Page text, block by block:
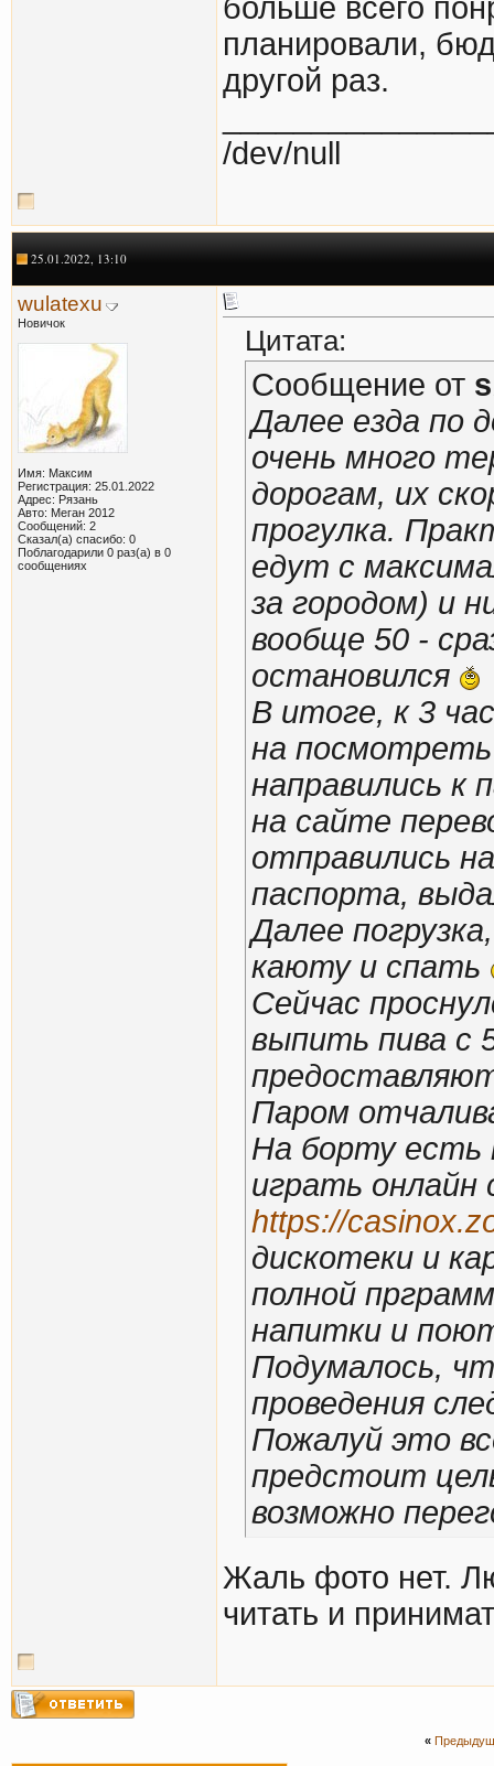
больше всего
планировали,
другой раз.
/dev/null
25.01.2022, 13:10
wulatexu
Новичок
Имя: Максим
Регистрация: 25.01.2022
Адрес: Рязань
Авто: Меган 2012
Сообщений: 2
Сказал(а) спасибо: 0
Поблагодарили 0 раз(а) в 0
сообщениях
Цитата:
Сообщение от
Далее езда по
очень много
дорогам, их
прогулка.
едут с
за городом) и
вообще 50 -
остановился
В итоге, к 3
на посмотреть
направились к
на сайте
отправились
паспорта,
Далее
каюту и спать
Сейчас
выпить пива с
Паром
На борту есть
играть онлайн
https://
дискотеки и
полной
напитки и
Подумалось,
проведения
Пожалуй это
предстоит
возможно
Жаль фото нет.
читать и
«